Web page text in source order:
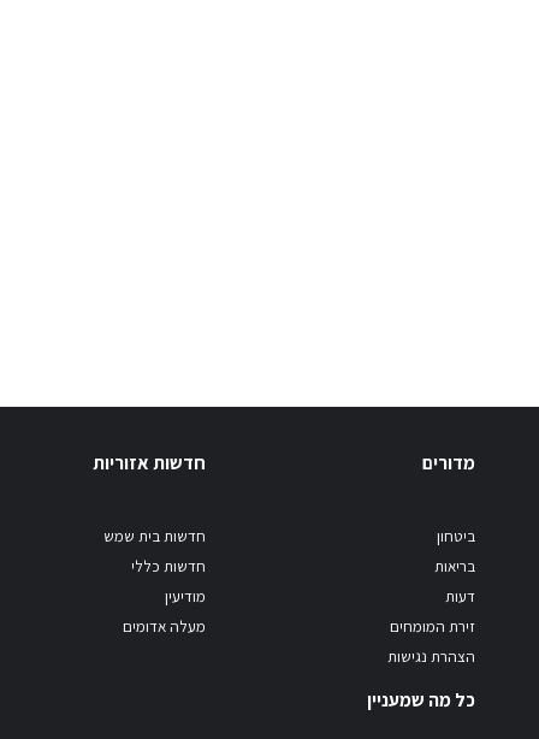
מדורים
ביטחון
בריאות
דעות
זירת המומחים
הצהרת נגישות
חדשות אזוריות
חדשות בית שמש
חדשות כללי
מודיעין
מעלה אדומים
כל מה שמעניין